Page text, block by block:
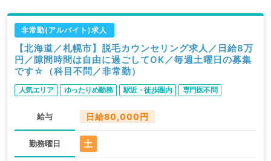
非常勤(アルバイト)求人
【北海道／札幌市】脱毛カウンセリング求人／日給8万
円／隙間時間は自由に過ごしてOK／毎週土曜日の募集
です☆（科目不問／非常勤）
人気エリア ゆったりめ勤務 駅近・徒歩圏内 専門医不問
給与 日給80,000円
勤務曜日 土